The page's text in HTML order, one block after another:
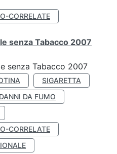
CORRELATE
senza Tabacco 2007
senza Tabacco 2007
SIGARETTA
DANNI DA FUMO
CORRELATE